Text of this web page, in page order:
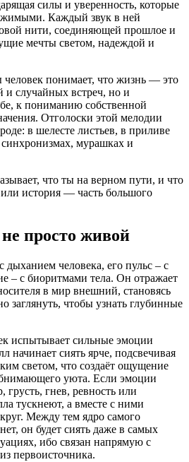
силы и уверенность, которые
Каждый звук в ней
нити, соединяющей прошлое и
мечты светом, надеждой и
понимает, что жизнь — это
и случайных встреч, но и
к пониманию собственной
Отголоски этой мелодии
в шелесте листьев, в приливе
мурашках и
что ты на верном пути, и что
история — часть большого
просто живой
человека, его пульс – с
– с биоритмами тела. Он отражает
в мир внешний, становясь
заглянуть, чтобы узнать глубинные
испытывает сильные эмоции
начинает сиять ярче, подсвечивая
светом, что создаёт ощущение
уюта. Если эмоции
гнев, ревность или
тускнеют, а вместе с ними
Между тем ядро самого
он будет сиять даже в самых
ибо связан напрямую с
первоисточника.